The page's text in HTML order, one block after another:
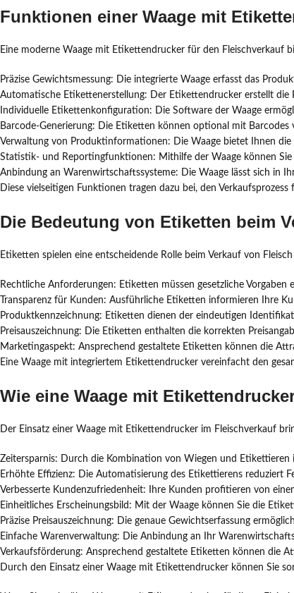
Funktionen einer Waage mit
Eine moderne Waage mit Etikettendrucker für den Fleischverkauf
Präzise Gewichtsmessung: Die integrierte Waage erfasst das
Automatische Etikettenerstellung: Der Etikettendrucker erstellt
Individuelle Etikettenkonfiguration: Die Software der Waage
Barcode-Generierung: Die Etiketten können optional mit
Verwaltung von Produktinformationen: Die Waage bietet Ihnen
Statistik- und Reportingfunktionen: Mithilfe der Waage können
Anbindung an Warenwirtschaftssysteme: Die Waage lässt sich in
Diese vielseitigen Funktionen tragen dazu bei, den
Die Bedeutung von Etiketten beim
Etiketten spielen eine entscheidende Rolle beim Verkauf von
Rechtliche Anforderungen: Etiketten müssen gesetzliche
Transparenz für Kunden: Ausführliche Etiketten informieren Ihre
Produktkennzeichnung: Etiketten dienen der eindeutigen
Preisauszeichnung: Die Etiketten enthalten die korrekten
Marketingaspekt: Ansprechend gestaltete Etiketten können die
Eine Waage mit integriertem Etikettendrucker vereinfacht den
Wie eine Waage mit
Der Einsatz einer Waage mit Etikettendrucker im Fleischverkauf
Zeitersparnis: Durch die Kombination von Wiegen und
Erhöhte Effizienz: Die Automatisierung des Etikettierens reduziert
Verbesserte Kundenzufriedenheit: Ihre Kunden profitieren von
Einheitliches Erscheinungsbild: Mit der Waage können Sie die
Präzise Preisauszeichnung: Die genaue Gewichtserfassung
Einfache Warenverwaltung: Die Anbindung an Ihr
Verkaufsförderung: Ansprechend gestaltete Etiketten können die
Durch den Einsatz einer Waage mit Etikettendrucker können Sie